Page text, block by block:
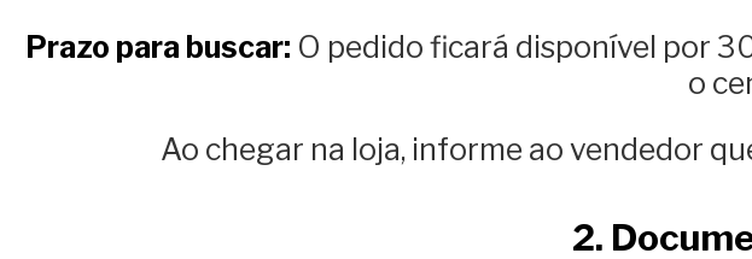
Prazo para buscar: O pedido ficará disponível por
o
Ao chegar na loja, informe ao vendedor
2.